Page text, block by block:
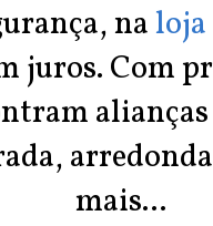
na
juros. Com
mais...